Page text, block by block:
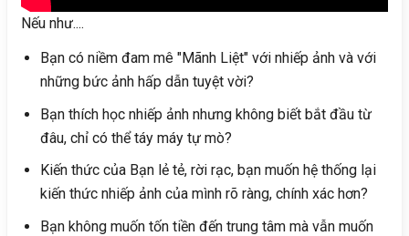
Nếu như....
Bạn có niềm đam mê "Mãnh Liệt" với nhiếp ảnh và với
những bức ảnh hấp dẫn tuyệt vời?
Bạn thích học nhiếp ảnh nhưng không biết bắt đầu từ
đâu, chỉ có thể táy máy tự mò?
Kiến thức của Bạn lẻ tẻ, rời rạc, bạn muốn hệ thống lại
kiến thức nhiếp ảnh của mình rõ ràng, chính xác hơn?
Bạn không muốn tốn tiền đến trung tâm mà vẫn muốn